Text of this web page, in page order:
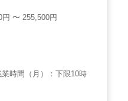
円 〜 255,500円
時間（月）：下限10時